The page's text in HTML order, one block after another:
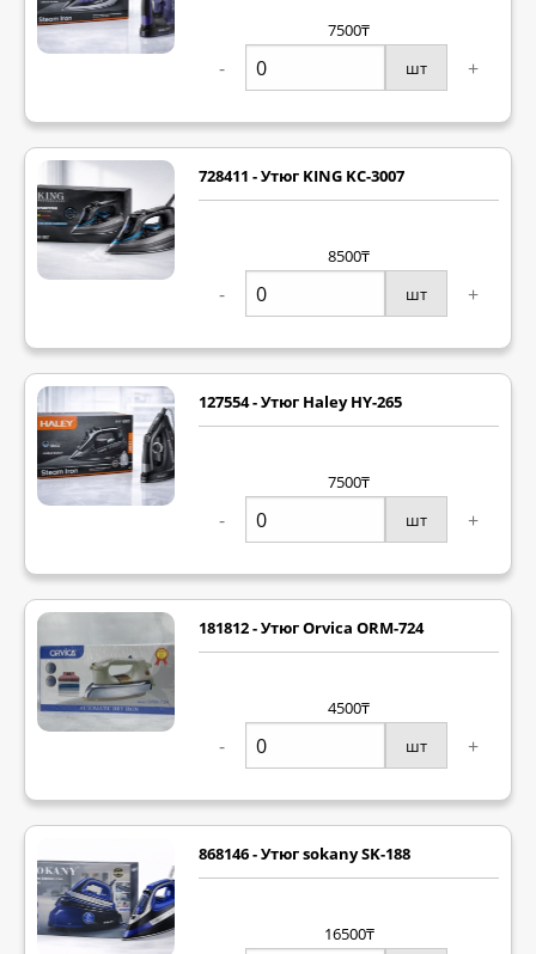
7500₸
- шт +
728411 - Утюг KING KC-3007
8500₸
- шт +
127554 - Утюг Haley HY-265
7500₸
- шт +
181812 - Утюг Orvica ORM-724
4500₸
- шт +
868146 - Утюг sokany SK-188
16500₸